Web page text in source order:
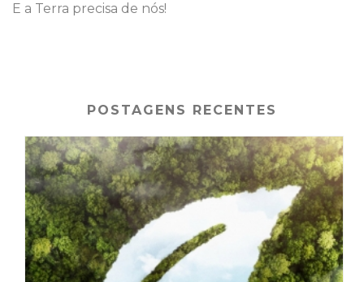
E a Terra precisa de nós!
POSTAGENS RECENTES